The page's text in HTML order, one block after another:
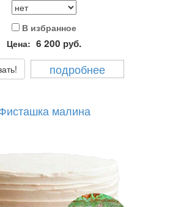
В избранное
Цена: 6 200 руб.
подробнее
малина